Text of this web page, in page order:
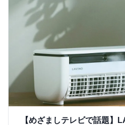
【めざましテレビで話題】